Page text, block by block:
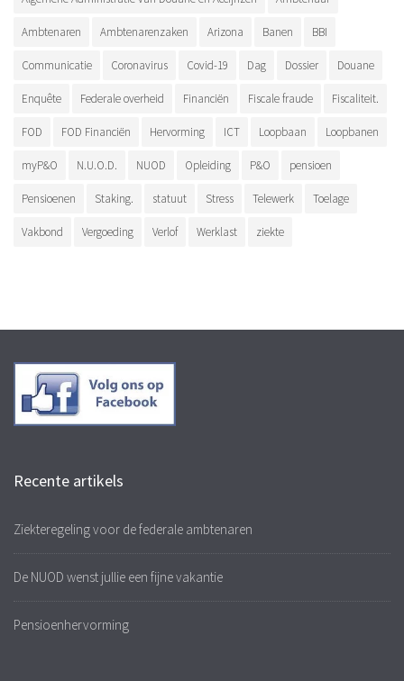
Ambtenaren Ambtenarenzaken Arizona Banen BBI
Communicatie Coronavirus Covid-19 Dag Dossier Douane
Enquête Federale overheid Financiën Fiscale fraude Fiscaliteit.
FOD FOD Financiën Hervorming ICT Loopbaan Loopbanen
myP&O N.U.O.D. NUOD Opleiding P&O pensioen
Pensioenen Staking. statuut Stress Telewerk Toelage
Vakbond Vergoeding Verlof Werklast ziekte
Recente artikels
Ziekteregeling voor de federale ambtenaren
De NUOD wenst jullie een fijne vakantie
Pensioenhervorming